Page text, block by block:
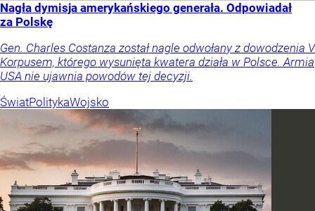
Nagła dymisja amerykańskiego generała. Odpowiadał
za Polskę
Gen. Charles Costanza został nagle odwołany z dowodzenia V
Korpusem, którego wysunięta kwatera działa w Polsce. Armia
USA nie ujawnia powodów tej decyzji.
ŚwiatPolitykaWojsko